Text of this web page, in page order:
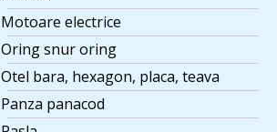
Motoare electrice
Oring snur oring
Otel bara, hexagon, placa, teava
Panza panacod